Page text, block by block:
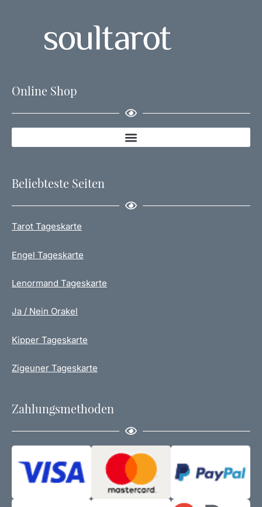
Online Shop
Beliebteste Seiten
Tarot Tageskarte
Engel Tageskarte
Lenormand Tageskarte
Ja / Nein Orakel
Kipper Tageskarte
Zigeuner Tageskarte
Zahlungsmethoden